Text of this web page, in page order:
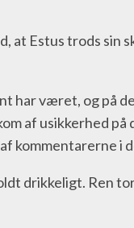
at Estus trods sin
været, og på
af usikkerhed på
kommentarerne i
drikkeligt. Ren